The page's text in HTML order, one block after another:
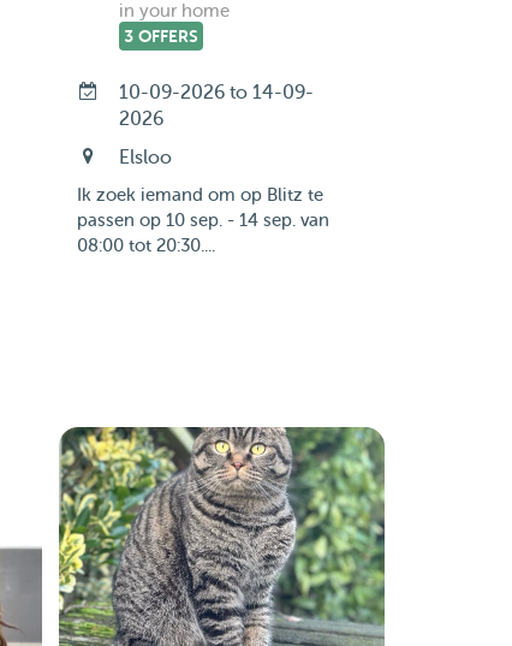
in your home
3 OFFERS
10-09-2026 to 14-09-
2026
Elsloo
Ik zoek iemand om op Blitz te
passen op 10 sep. - 14 sep. van
08:00 tot 20:30....